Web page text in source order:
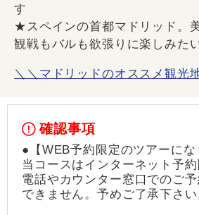
す
★スペインの首都マドリッド。
観戦もバルも欲張りに楽しみた
＼＼マドリッドのオススメ観光
確認事項
●【WEB予約限定のツアーにな
当コースはインターネット予
電話やカウンター窓口でのご
できません。予めご了承下さい